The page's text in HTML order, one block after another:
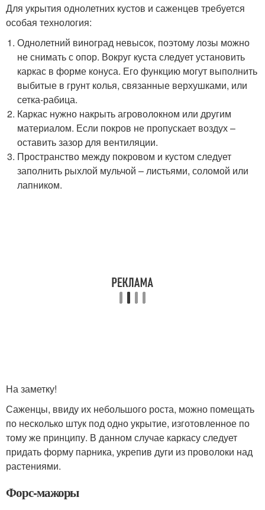
Для укрытия однолетних кустов и саженцев требуется
особая технология:
Однолетний виноград невысок, поэтому лозы можно
не снимать с опор. Вокруг куста следует установить
каркас в форме конуса. Его функцию могут выполнить
выбитые в грунт колья, связанные верхушками, или
сетка-рабица.
Каркас нужно накрыть агроволокном или другим
материалом. Если покров не пропускает воздух –
оставить зазор для вентиляции.
Пространство между покровом и кустом следует
заполнить рыхлой мульчой – листьями, соломой или
лапником.
На заметку!
Саженцы, ввиду их небольшого роста, можно помещать
по несколько штук под одно укрытие, изготовленное по
тому же принципу. В данном случае каркасу следует
придать форму парника, укрепив дуги из проволоки над
растениями.
Форс-мажоры